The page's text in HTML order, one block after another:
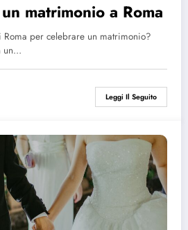
matrimonio a Roma
per celebrare un matrimonio?
un…
Leggi Il Seguito